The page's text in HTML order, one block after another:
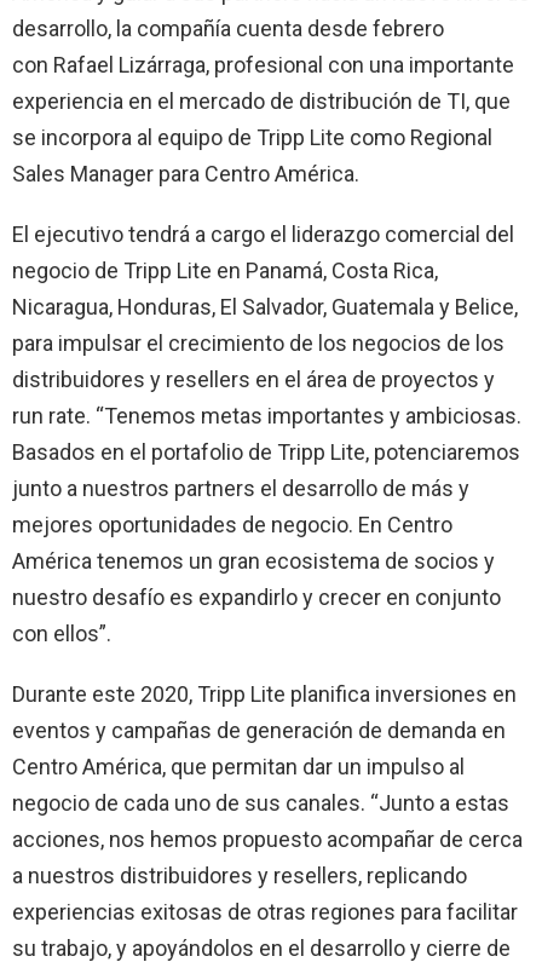
desarrollo, la compañía cuenta desde febrero
con Rafael Lizárraga, profesional con una importante
experiencia en el mercado de distribución de TI, que
se incorpora al equipo de Tripp Lite como Regional
Sales Manager para Centro América.
El ejecutivo tendrá a cargo el liderazgo comercial del
negocio de Tripp Lite en Panamá, Costa Rica,
Nicaragua, Honduras, El Salvador, Guatemala y Belice,
para impulsar el crecimiento de los negocios de los
distribuidores y resellers en el área de proyectos y
run rate. “Tenemos metas importantes y ambiciosas.
Basados en el portafolio de Tripp Lite, potenciaremos
junto a nuestros partners el desarrollo de más y
mejores oportunidades de negocio. En Centro
América tenemos un gran ecosistema de socios y
nuestro desafío es expandirlo y crecer en conjunto
con ellos”.
Durante este 2020, Tripp Lite planifica inversiones en
eventos y campañas de generación de demanda en
Centro América, que permitan dar un impulso al
negocio de cada uno de sus canales. “Junto a estas
acciones, nos hemos propuesto acompañar de cerca
a nuestros distribuidores y resellers, replicando
experiencias exitosas de otras regiones para facilitar
su trabajo, y apoyándolos en el desarrollo y cierre de